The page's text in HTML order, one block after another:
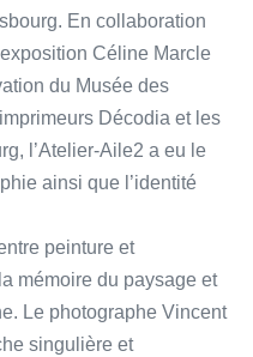
En collaboration
Céline Marcle
du Musée des
Décodia et les
l’Atelier-Aile2 a eu le
ainsi que l’identité
peinture et
mémoire du paysage et
Le photographe Vincent
singulière et